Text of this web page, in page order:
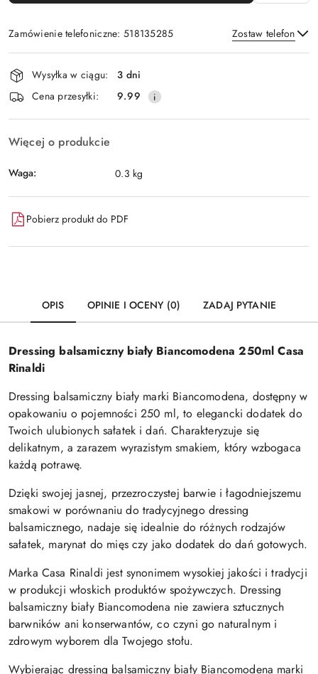
Zamówienie telefoniczne: 518135285 Zostaw telefon
Wyślij
Dostępność
i
dostawa
Wysyłka w ciągu:
3 dni
Cena przesyłki:
9.99
Więcej o produkcie
Waga: 0.3 kg
Pobierz produkt do PDF
OPIS OPINIE I OCENY (0) ZADAJ PYTANIE
Dressing balsamiczny biały Biancomodena 250ml Casa
Rinaldi
Dressing balsamiczny biały marki Biancomodena, dostępny w
opakowaniu o pojemności 250 ml, to elegancki dodatek do
Twoich ulubionych sałatek i dań. Charakteryzuje się
delikatnym, a zarazem wyrazistym smakiem, który wzbogaca
każdą potrawę.
Dzięki swojej jasnej, przezroczystej barwie i łagodniejszemu
smakowi w porównaniu do tradycyjnego dressing
balsamicznego, nadaje się idealnie do różnych rodzajów
sałatek, marynat do mięs czy jako dodatek do dań gotowych.
Marka Casa Rinaldi jest synonimem wysokiej jakości i tradycji
w produkcji włoskich produktów spożywczych. Dressing
balsamiczny biały Biancomodena nie zawiera sztucznych
barwników ani konserwantów, co czyni go naturalnym i
zdrowym wyborem dla Twojego stołu.
Wybierając dressing balsamiczny biały Biancomodena marki